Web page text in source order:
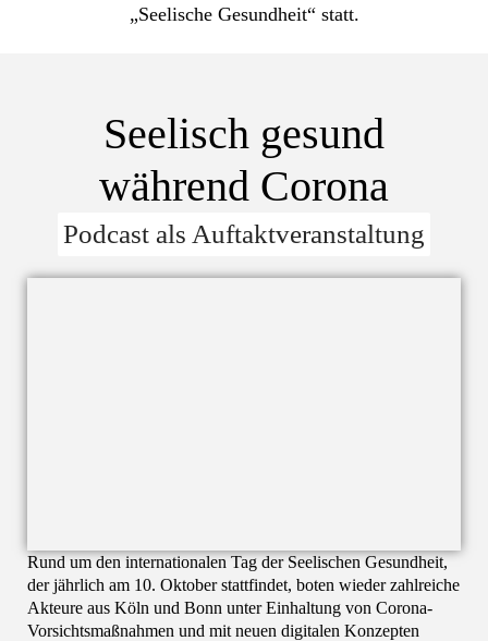
„Seelische Gesundheit“ statt.
Seelisch gesund
während Corona
Podcast als Auftaktveranstaltung
Rund um den internationalen Tag der Seelischen Gesundheit,
der jährlich am 10. Oktober stattfindet, boten wieder zahlreiche
Akteure aus Köln und Bonn unter Einhaltung von Corona-
Vorsichtsmaßnahmen und mit neuen digitalen Konzepten